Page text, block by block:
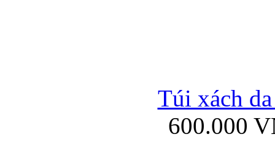
Bao da iPhone 5
Túi xách
600.000